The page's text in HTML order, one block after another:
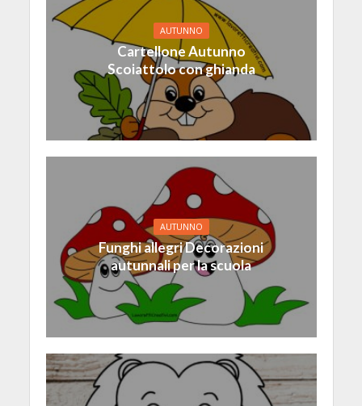
AUTUNNO
Cartellone Autunno
Scoiattolo con ghianda
AUTUNNO
Funghi allegri Decorazioni
autunnali per la scuola